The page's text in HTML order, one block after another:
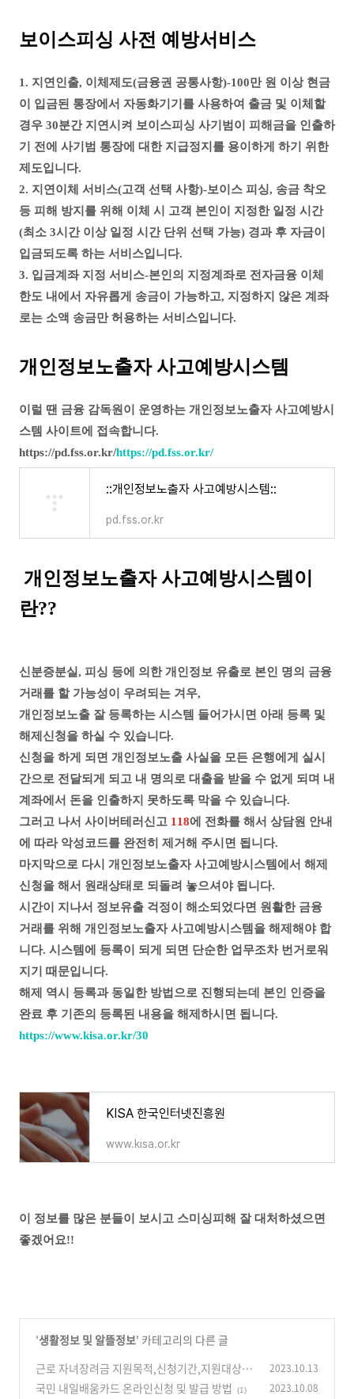
보이스피싱 사전 예방서비스
1. 지연인출, 이체제도(금융권 공통사항)-100만 원 이상 현금
이 입금된 통장에서 자동화기기를 사용하여 출금 및 이체할
경우 30분간 지연시켜 보이스피싱 사기범이 피해금을 인출하
기 전에 사기범 통장에 대한 지급정지를 용이하게 하기 위한
제도입니다.
2. 지연이체 서비스(고객 선택 사항)-보이스 피싱, 송금 착오
등 피해 방지를 위해 이체 시 고객 본인이 지정한 일정 시간
(최소 3시간 이상 일정 시간 단위 선택 가능) 경과 후 자금이
입금되도록 하는 서비스입니다.
3. 입금계좌 지정 서비스-본인의 지정계좌로 전자금융 이체
한도 내에서 자유롭게 송금이 가능하고, 지정하지 않은 계좌
로는 소액 송금만 허용하는 서비스입니다.
개인정보노출자 사고예방시스템
이럴 땐 금융 감독원이 운영하는 개인정보노출자 사고예방시
스템 사이트에 접속합니다.
https://pd.fss.or.kr/https://pd.fss.or.kr/
::개인정보노출자 사고예방시스템::
pd.fss.or.kr
개인정보노출자 사고예방시스템이
란??
신분증분실, 피싱 등에 의한 개인정보 유출로 본인 명의 금융
거래를 할 가능성이 우려되는 겨우,
개인정보노출 잘 등록하는 시스템 들어가시면 아래 등록 및
해제신청을 하실 수 있습니다.
신청을 하게 되면 개인정보노출 사실을 모든 은행에게 실시
간으로 전달되게 되고 내 명의로 대출을 받을 수 없게 되며 내
계좌에서 돈을 인출하지 못하도록 막을 수 있습니다.
그러고 나서 사이버테러신고 118에 전화를 해서 상담원 안내
에 따라 악성코드를 완전히 제거해 주시면 됩니다.
마지막으로 다시 개인정보노출자 사고예방시스템에서 해제
신청을 해서 원래상태로 되돌려 놓으셔야 됩니다.
시간이 지나서 정보유출 걱정이 해소되었다면 원활한 금융
거래를 위해 개인정보노출자 사고예방시스템을 해제해야 합
니다. 시스템에 등록이 되게 되면 단순한 업무조차 번거로워
지기 때문입니다.
해제 역시 등록과 동일한 방법으로 진행되는데 본인 인증을
완료 후 기존의 등록된 내용을 해제하시면 됩니다.
https://www.kisa.or.kr/30
KISA 한국인터넷진흥원
www.kisa.or.kr
이 정보를 많은 분들이 보시고 스미싱피해 잘 대처하셨으면
좋겠어요!!
'생활정보 및 알뜰정보' 카테고리의 다른 글
근로 자녀장려금 지원목적,신청기간,지원대상,지
원내용,신청방법
(0)
2023.10.13
국민 내일배움카드 온라인신청 및 발급 방법 (1) 2023.10.08